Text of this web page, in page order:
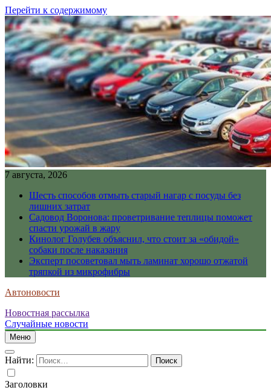
Перейти к содержимому
7 августа, 2026
Шесть способов отмыть старый нагар с посуды без
лишних затрат
Садовод Воронова: проветривание теплицы поможет
спасти урожай в жару
Кинолог Голубев объяснил, что стоит за «обидой»
собаки после наказания
Эксперт посоветовал мыть ламинат хорошо отжатой
тряпкой из микрофибры
Автоновости
Новостная рассылка
Случайные новости
Меню
Найти:
Заголовки